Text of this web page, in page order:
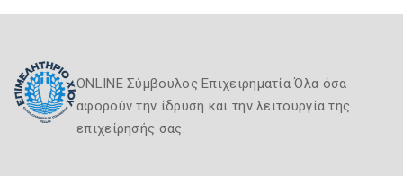
ONLINE Σύμβουλος Επιχειρηματία Όλα όσα
αφορούν την ίδρυση και την λειτουργία της
επιχείρησής σας.